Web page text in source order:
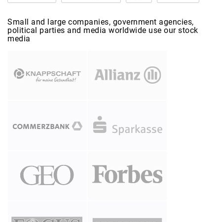
Small and large companies, government agencies,
political parties and media worldwide use our stock
media